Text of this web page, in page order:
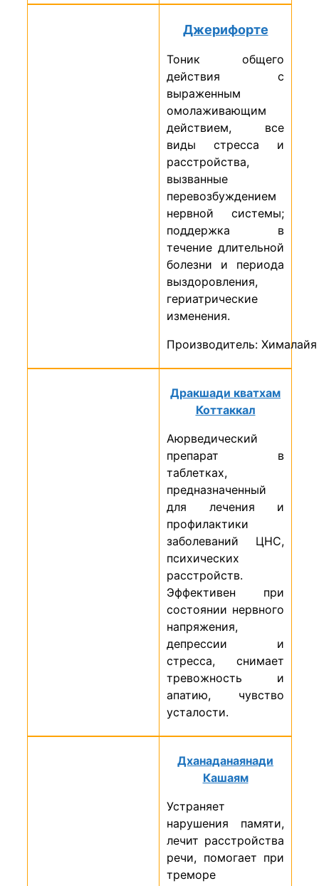
Джерифорте
Тоник общего
действия с
выраженным
омолаживающим
действием, все
виды стресса и
расстройства,
вызванные
перевозбуждением
нервной системы;
поддержка в
течение длительной
болезни и периода
выздоровления,
гериатрические
изменения.
Производитель: Хималайя
Дракшади кватхам
Коттаккал
Аюрведический
препарат в
таблетках,
предназначенный
для лечения и
профилактики
заболеваний ЦНС,
психических
расстройств.
Эффективен при
состоянии нервного
напряжения,
депрессии и
стресса, снимает
тревожность и
апатию, чувство
усталости.
Дханаданаянади
Кашаям
Устраняет
нарушения памяти,
лечит расстройства
речи, помогает при
треморе